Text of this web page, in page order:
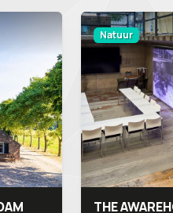
Natuur